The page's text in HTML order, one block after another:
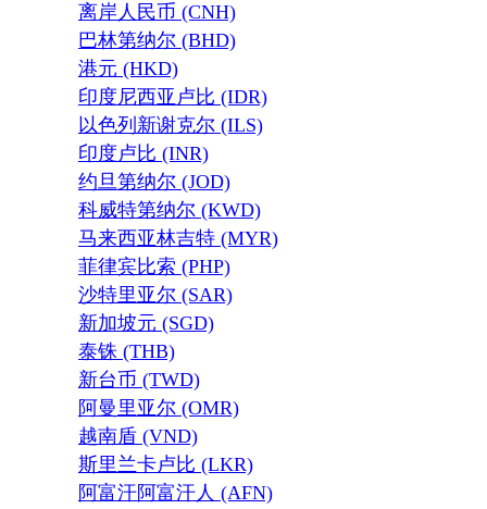
离岸人民币 (CNH)
巴林第纳尔 (BHD)
港元 (HKD)
印度尼西亚卢比 (IDR)
以色列新谢克尔 (ILS)
印度卢比 (INR)
约旦第纳尔 (JOD)
科威特第纳尔 (KWD)
马来西亚林吉特 (MYR)
菲律宾比索 (PHP)
沙特里亚尔 (SAR)
新加坡元 (SGD)
泰铢 (THB)
新台币 (TWD)
阿曼里亚尔 (OMR)
越南盾 (VND)
斯里兰卡卢比 (LKR)
阿富汗阿富汗人 (AFN)